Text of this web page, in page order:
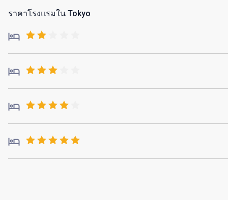
ราคาโรงแรมใน Tokyo